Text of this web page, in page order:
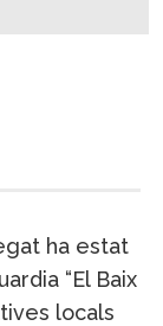
ha estat
“El Baix
locals